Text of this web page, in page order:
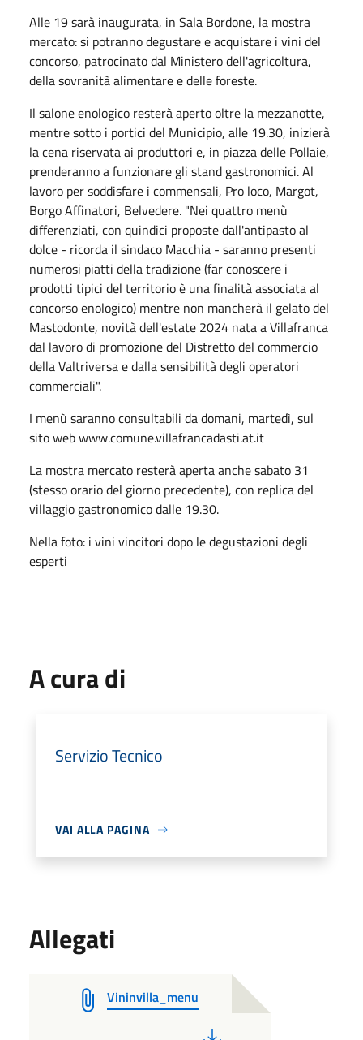
Alle 19 sarà inaugurata, in Sala Bordone, la mostra
mercato: si potranno degustare e acquistare i vini del
concorso, patrocinato dal Ministero dell'agricoltura,
della sovranità alimentare e delle foreste.
Il salone enologico resterà aperto oltre la mezzanotte,
mentre sotto i portici del Municipio, alle 19.30, inizierà
la cena riservata ai produttori e, in piazza delle Pollaie,
prenderanno a funzionare gli stand gastronomici. Al
lavoro per soddisfare i commensali, Pro loco, Margot,
Borgo Affinatori, Belvedere. "Nei quattro menù
differenziati, con quindici proposte dall'antipasto al
dolce - ricorda il sindaco Macchia - saranno presenti
numerosi piatti della tradizione (far conoscere i
prodotti tipici del territorio è una finalità associata al
concorso enologico) mentre non mancherà il gelato del
Mastodonte, novità dell'estate 2024 nata a Villafranca
dal lavoro di promozione del Distretto del commercio
della Valtriversa e dalla sensibilità degli operatori
commerciali".
I menù saranno consultabili da domani, martedì, sul
sito web www.comune.villafrancadasti.at.it
La mostra mercato resterà aperta anche sabato 31
(stesso orario del giorno precedente), con replica del
villaggio gastronomico dalle 19.30.
Nella foto: i vini vincitori dopo le degustazioni degli
esperti
A cura di
Servizio Tecnico
VAI ALLA PAGINA
Allegati
Vininvilla_menu